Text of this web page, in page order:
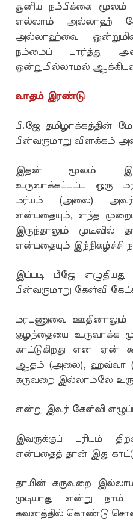
சூனிய நம்பிக்கை
எல்லாம் அல்லாஹ்
அல்லாஹ்வை
நம்மைப் பார்த்து
ஒன்றுமில்லாமல்
வாதம் இரண்டு
பி.ஜே தமிழாக்கத்தின்
பின்வருமாறு விளக்கம்
இதன் மூலம்
உருவாக்கப்பட்ட ஒரு
மர்யம் (அலை)
என்பதையும், எந்த
இருந்தாலும்
என்பதையும் இந்நிகழ்ச்சி
இப்படி பீஜே
பின்வருமாறு கேள்வி
மரபணுவை ஊதினாலும்
குழந்தையை உருவாக்க
காட்டுகிறது என
ஆதம் (அலை), ஹவ்வா
கருவறை இல்லாமலே
என்று இவர் கேள்வி
இவருக்குப்
என்பதைத் தான் இது
தாயின் கருவறை
முடியாது என்று
கவனத்தில் கொண்டு